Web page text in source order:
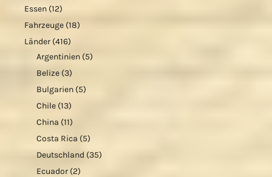
Essen (12)
Fahrzeuge (18)
Länder (416)
Argentinien (5)
Belize (3)
Bulgarien (5)
Chile (13)
China (11)
Costa Rica (5)
Deutschland (35)
Ecuador (2)